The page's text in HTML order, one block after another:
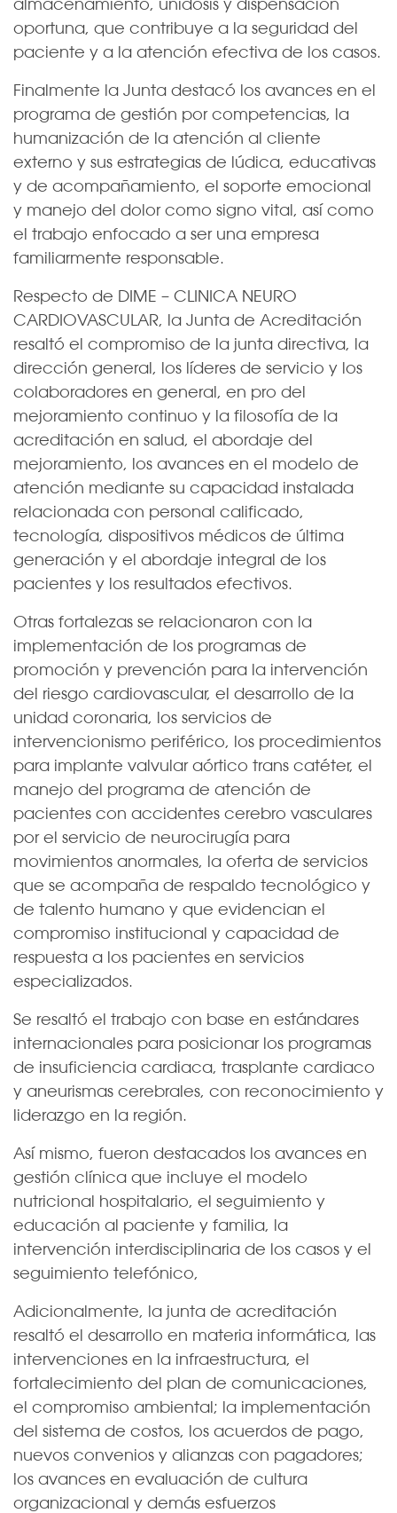
oportuna, que contribuye a la seguridad del
paciente y a la atención efectiva de los casos.
Finalmente la Junta destacó los avances en el
programa de gestión por competencias, la
humanización de la atención al cliente
externo y sus estrategias de lúdica, educativas
y de acompañamiento, el soporte emocional
y manejo del dolor como signo vital, así como
el trabajo enfocado a ser una empresa
familiarmente responsable.
Respecto de DIME – CLINICA NEURO
CARDIOVASCULAR, la Junta de Acreditación
resaltó el compromiso de la junta directiva, la
dirección general, los líderes de servicio y los
colaboradores en general, en pro del
mejoramiento continuo y la filosofía de la
acreditación en salud, el abordaje del
mejoramiento, los avances en el modelo de
atención mediante su capacidad instalada
relacionada con personal calificado,
tecnología, dispositivos médicos de última
generación y el abordaje integral de los
pacientes y los resultados efectivos.
Otras fortalezas se relacionaron con la
implementación de los programas de
promoción y prevención para la intervención
del riesgo cardiovascular, el desarrollo de la
unidad coronaria, los servicios de
intervencionismo periférico, los procedimientos
para implante valvular aórtico trans catéter, el
manejo del programa de atención de
pacientes con accidentes cerebro vasculares
por el servicio de neurocirugía para
movimientos anormales, la oferta de servicios
que se acompaña de respaldo tecnológico y
de talento humano y que evidencian el
compromiso institucional y capacidad de
respuesta a los pacientes en servicios
especializados.
Se resaltó el trabajo con base en estándares
internacionales para posicionar los programas
de insuficiencia cardiaca, trasplante cardiaco
y aneurismas cerebrales, con reconocimiento y
liderazgo en la región.
Así mismo, fueron destacados los avances en
gestión clínica que incluye el modelo
nutricional hospitalario, el seguimiento y
educación al paciente y familia, la
intervención interdisciplinaria de los casos y el
seguimiento telefónico,
Adicionalmente, la junta de acreditación
resaltó el desarrollo en materia informática, las
intervenciones en la infraestructura, el
fortalecimiento del plan de comunicaciones,
el compromiso ambiental; la implementación
del sistema de costos, los acuerdos de pago,
nuevos convenios y alianzas con pagadores;
los avances en evaluación de cultura
organizacional y demás esfuerzos